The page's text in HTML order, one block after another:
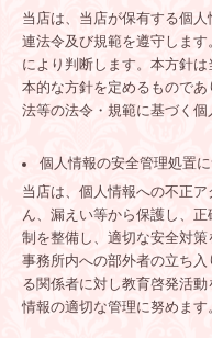
当店は、当店が保有する個
連法令及び規範を遵守しま
により判断します。本方針
本的な方針を定めるもので
法等の法令・規範に基づく個
個人情報の安全管理処置
当店は、個人情報への不正
ん、漏えい等から保護し、
制を整備し、適切な安全対
事務所内への部外者の立ち
る関係者に対し教育啓発活
情報の適切な管理に努めます。